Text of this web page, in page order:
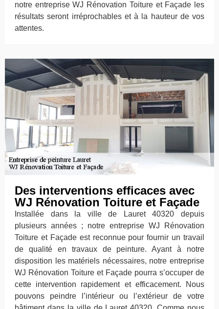
notre entreprise WJ Rénovation Toiture et Façade les
résultats seront irréprochables et à la hauteur de vos
attentes.
Des interventions efficaces avec
WJ Rénovation Toiture et Façade
Installée dans la ville de Lauret 40320 depuis
plusieurs années ; notre entreprise WJ Rénovation
Toiture et Façade est reconnue pour fournir un travail
de qualité en travaux de peinture. Ayant à notre
disposition les matériels nécessaires, notre entreprise
WJ Rénovation Toiture et Façade pourra s’occuper de
cette intervention rapidement et efficacement. Nous
pouvons peindre l’intérieur ou l’extérieur de votre